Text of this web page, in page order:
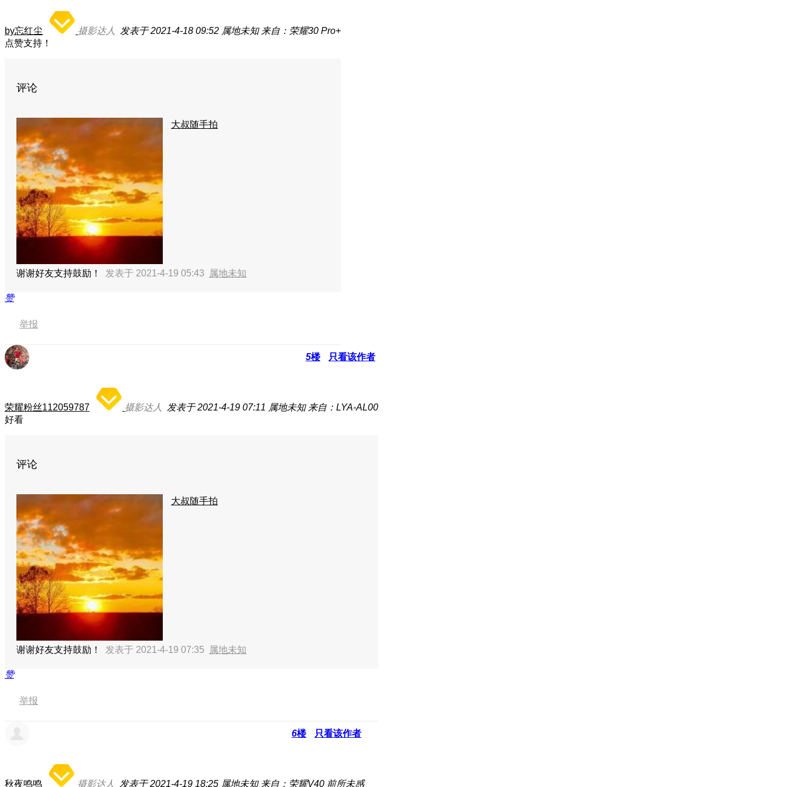
by忘红尘 摄影达人 发表于 2021-4-18 09:52 属地未知 来自：荣耀30 Pro+
点赞支持！
评论
大叔随手拍
谢谢好友支持鼓励！ 发表于 2021-4-19 05:43 属地未知
赞
举报
5楼 只看该作者
荣耀粉丝112059787 摄影达人 发表于 2021-4-19 07:11 属地未知 来自：LYA-AL00
好看
评论
大叔随手拍
谢谢好友支持鼓励！ 发表于 2021-4-19 07:35 属地未知
赞
举报
6楼 只看该作者
秋夜鸣鸣 摄影达人 发表于 2021-4-19 18:25 属地未知 来自：荣耀V40 前所未感